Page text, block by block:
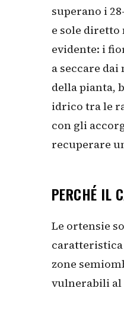
superano i
e sole diretto
evidente: i
a seccare
della pianta,
idrico tra le
con gli
recuperare
PERCHÉ IL
Le ortensie
zone
vulnerabili al